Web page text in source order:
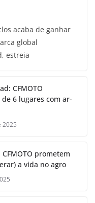
acaba de ganhar
global
estreia
CFMOTO
6 lugares com ar-
2025
CFMOTO prometem
a vida no agro